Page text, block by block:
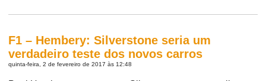
F1 – Hembery: Silverstone seria um
verdadeiro teste dos novos carros
quinta-feira, 2 de fevereiro de 2017 às 12:48